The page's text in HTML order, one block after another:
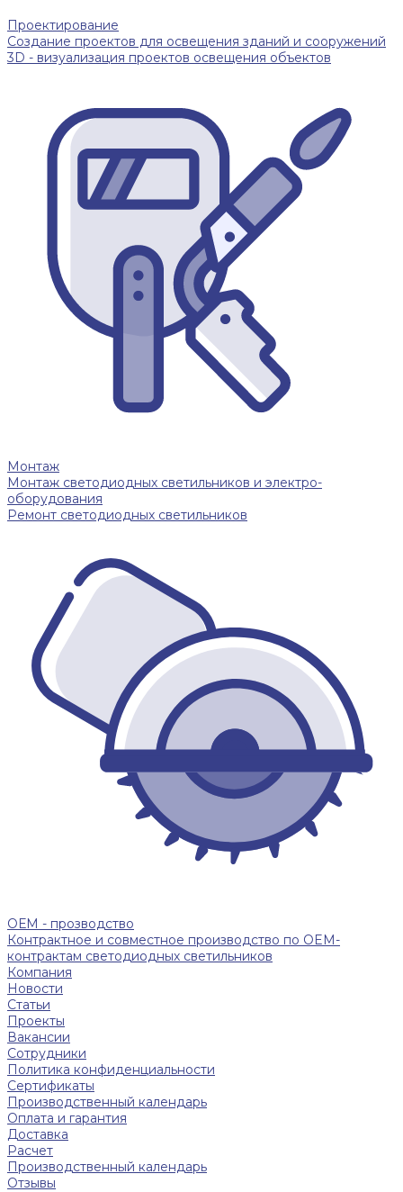
Проектирование
Создание проектов для освещения зданий и сооружений
3D - визуализация проектов освещения объектов
Монтаж
Монтаж светодиодных светильников и электро-
оборудования
Ремонт светодиодных светильников
ОЕМ - прозводство
Контрактное и совместное производство по OEM-
контрактам светодиодных светильников
Компания
Новости
Статьи
Проекты
Вакансии
Сотрудники
Политика конфиденциальности
Сертификаты
Производственный календарь
Оплата и гарантия
Доставка
Расчет
Производственный календарь
Отзывы